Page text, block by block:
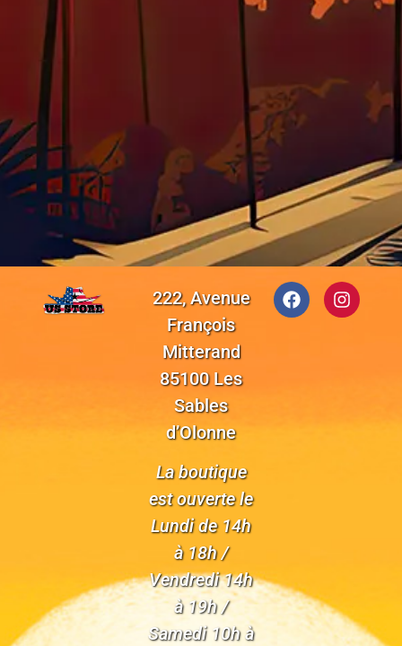
222, Avenue
François
Mitterand
85100 Les
Sables
d’Olonne
La boutique
est ouverte le
Lundi de 14h
à 18h /
Vendredi 14h
à 19h /
Samedi 10h à